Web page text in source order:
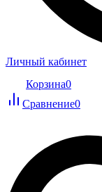
Личный кабинет
Корзина0
Сравнение0